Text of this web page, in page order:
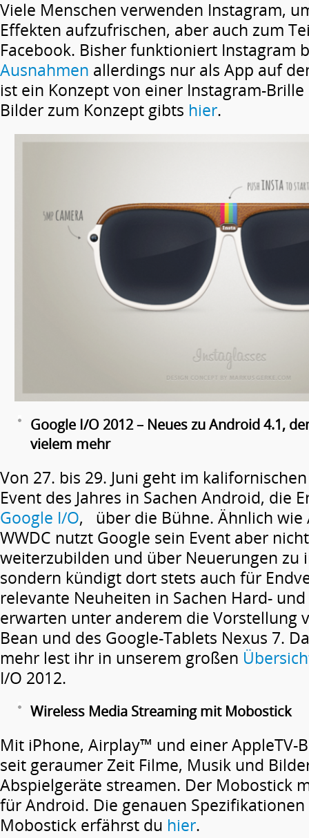
Viele Menschen verwenden Instagram,
Effekten aufzufrischen, aber auch zum
Facebook. Bisher funktioniert Instagram
Ausnahmen allerdings nur als App auf
ist ein Konzept von einer Instagram-
Bilder zum Konzept gibts hier.
Google I/O 2012 – Neues zu Android 4.1,
vielem mehr
Von 27. bis 29. Juni geht im
Event des Jahres in Sachen Android, die
Google I/O, über die Bühne. Ähnlich wie
WWDC nutzt Google sein Event aber
weiterzubilden und über Neuerungen zu
sondern kündigt dort stets auch für
relevante Neuheiten in Sachen Hard-
erwarten unter anderem die Vorstellung
Bean und des Google-Tablets Nexus 7.
mehr lest ihr in unserem großen
I/O 2012.
Wireless Media Streaming mit Mobostick
Mit iPhone, Airplay™ und einer AppleTV-
seit geraumer Zeit Filme, Musik und
Abspielgeräte streamen. Der Mobostick
für Android. Die genauen
Mobostick erfährst du hier.